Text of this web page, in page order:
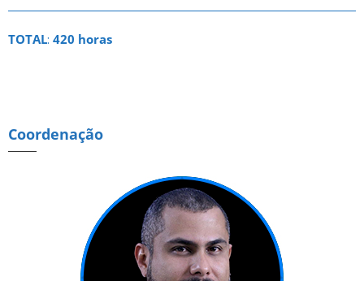
TOTAL: 420 horas
Coordenação